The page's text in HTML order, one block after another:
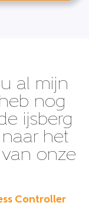
al mijn
nog
ijsberg
het
onze
Controller